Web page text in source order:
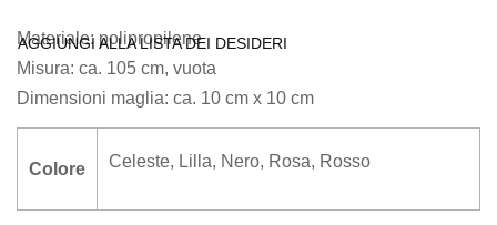
AGGIUNGI ALLA LISTA DEI DESIDERI
Materiale: polipropilene
Misura: ca. 105 cm, vuota
Dimensioni maglia: ca. 10 cm x 10 cm
Colore Celeste, Lilla, Nero, Rosa, Rosso